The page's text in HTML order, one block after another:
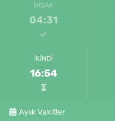
İMSAK
04:31
İKINDI
16:54
Aylık Vakitler